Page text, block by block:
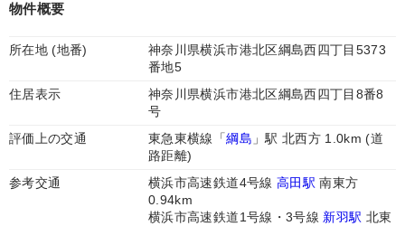
物件概要
所在地 (地番)
神奈川県横浜市港北区綱島西四丁目5373
番地5
住居表示
神奈川県横浜市港北区綱島西四丁目8番8
号
評価上の交通
東急東横線「綱島 」駅 北西方 1.0km (道
路距離)
参考交通
横浜市高速鉄道4号線 高田駅 南東方
0.94km
横浜市高速鉄道1号線・3号線 新羽駅 北東